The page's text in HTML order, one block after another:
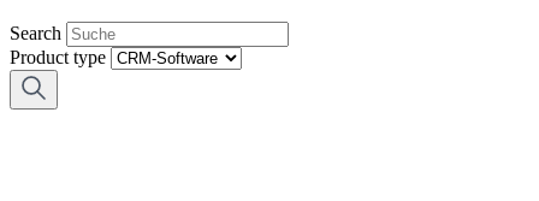
Search
Product type